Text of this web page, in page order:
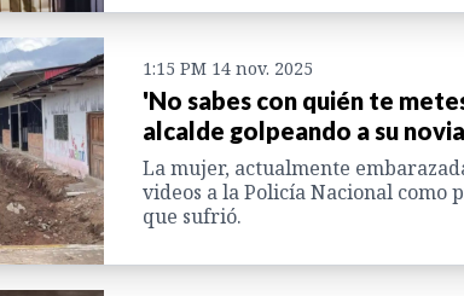
1:15 PM 14 nov. 2025
'No sabes con quién te
alcalde golpeando a su
La mujer, actualmente
videos a la Policía Nacional como
que sufrió.